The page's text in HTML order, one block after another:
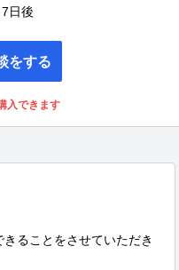
日後
をする
入できます
ることをさせていただき